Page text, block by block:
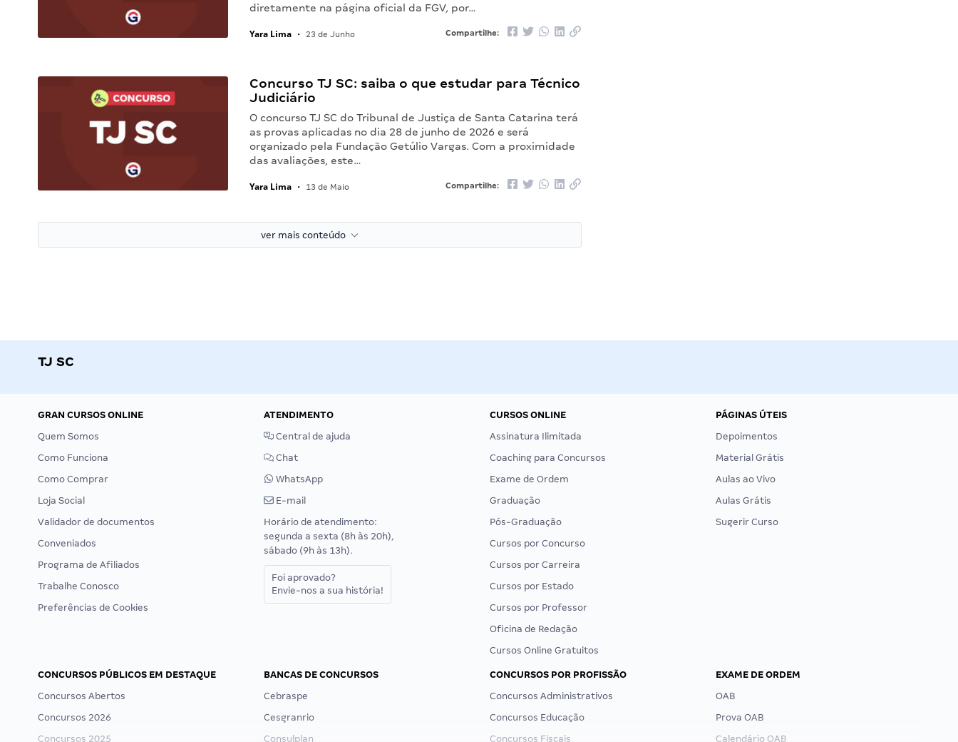
diretamente na página oficial da FGV, por…
Yara Lima • 23 de Junho Compartilhe:
Concurso TJ SC: saiba o que estudar para Técnico
Judiciário
O concurso TJ SC do Tribunal de Justiça de Santa Catarina terá
as provas aplicadas no dia 28 de junho de 2026 e será
organizado pela Fundação Getúlio Vargas. Com a proximidade
das avaliações, este…
Yara Lima • 13 de Maio Compartilhe:
ver mais conteúdo
TJ SC
GRAN CURSOS ONLINE
Quem Somos
Como Funciona
Como Comprar
Loja Social
Validador de documentos
Conveniados
Programa de Afiliados
Trabalhe Conosco
Preferências de Cookies
ATENDIMENTO
Central de ajuda
Chat
WhatsApp
E-mail
Horário de atendimento:
segunda a sexta (8h às 20h),
sábado (9h às 13h).
Foi aprovado?
Envie-nos a sua história!
CURSOS ONLINE
Assinatura Ilimitada
Coaching para Concursos
Exame de Ordem
Graduação
Pós-Graduação
Cursos por Concurso
Cursos por Carreira
Cursos por Estado
Cursos por Professor
Oficina de Redação
Cursos Online Gratuitos
PÁGINAS ÚTEIS
Depoimentos
Material Grátis
Aulas ao Vivo
Aulas Grátis
Sugerir Curso
CONCURSOS PÚBLICOS EM DESTAQUE
Concursos Abertos
Concursos 2026
Concursos 2025
BANCAS DE CONCURSOS
Cebraspe
Cesgranrio
Consulplan
CONCURSOS POR PROFISSÃO
Concursos Administrativos
Concursos Educação
Concursos Fiscais
EXAME DE ORDEM
OAB
Prova OAB
Calendário OAB